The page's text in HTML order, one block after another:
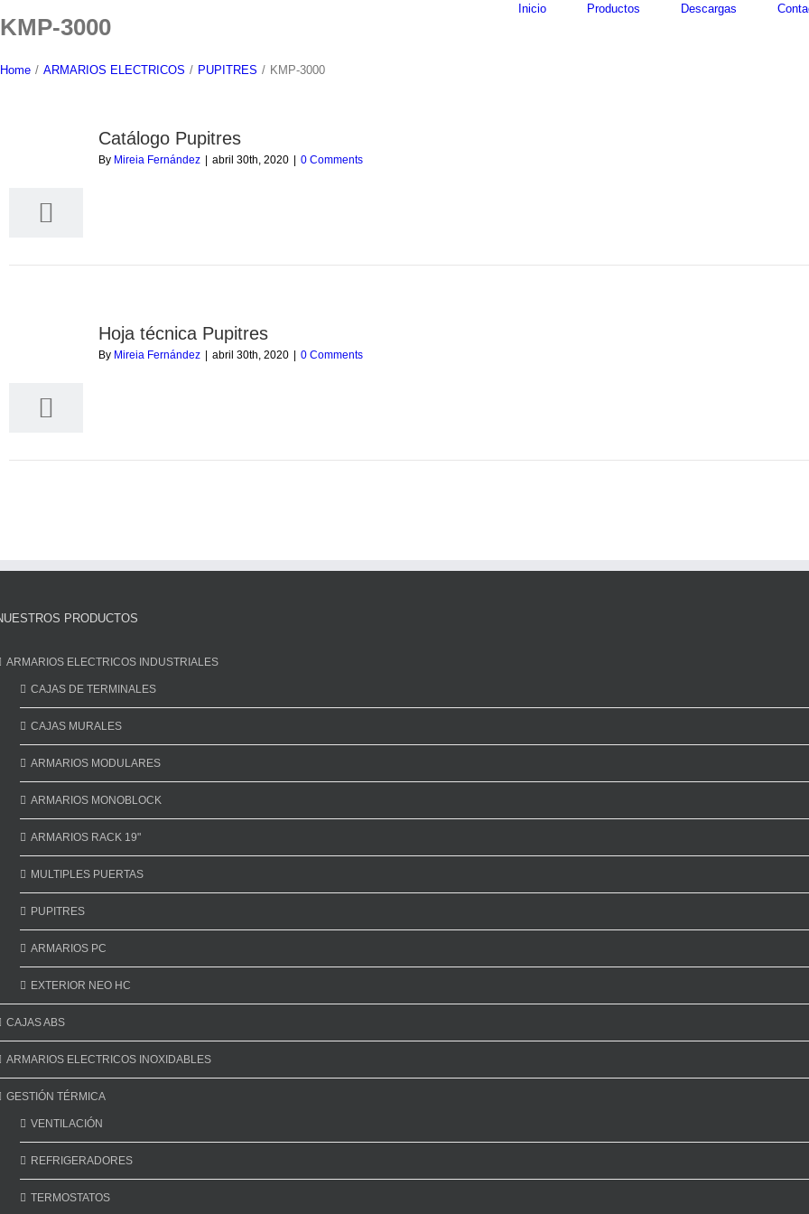
to
Inicio Productos Descargas
KMP-3000
Home / ARMARIOS ELECTRICOS / PUPITRES / KMP-3000
Catálogo Pupitres
By Mireia Fernández abril 30th, 2020 0 Comments
Hoja técnica Pupitres
By Mireia Fernández abril 30th, 2020 0 Comments
PRODUCTOS
ARMARIOS ELECTRICOS INDUSTRIALES
CAJAS DE TERMINALES
CAJAS MURALES
ARMARIOS MODULARES
ARMARIOS MONOBLOCK
ARMARIOS RACK 19"
MULTIPLES PUERTAS
PUPITRES
ARMARIOS PC
EXTERIOR NEO HC
CAJAS ABS
ARMARIOS ELECTRICOS INOXIDABLES
GESTIÓN TÉRMICA
VENTILACIÓN
REFRIGERADORES
TERMOSTATOS